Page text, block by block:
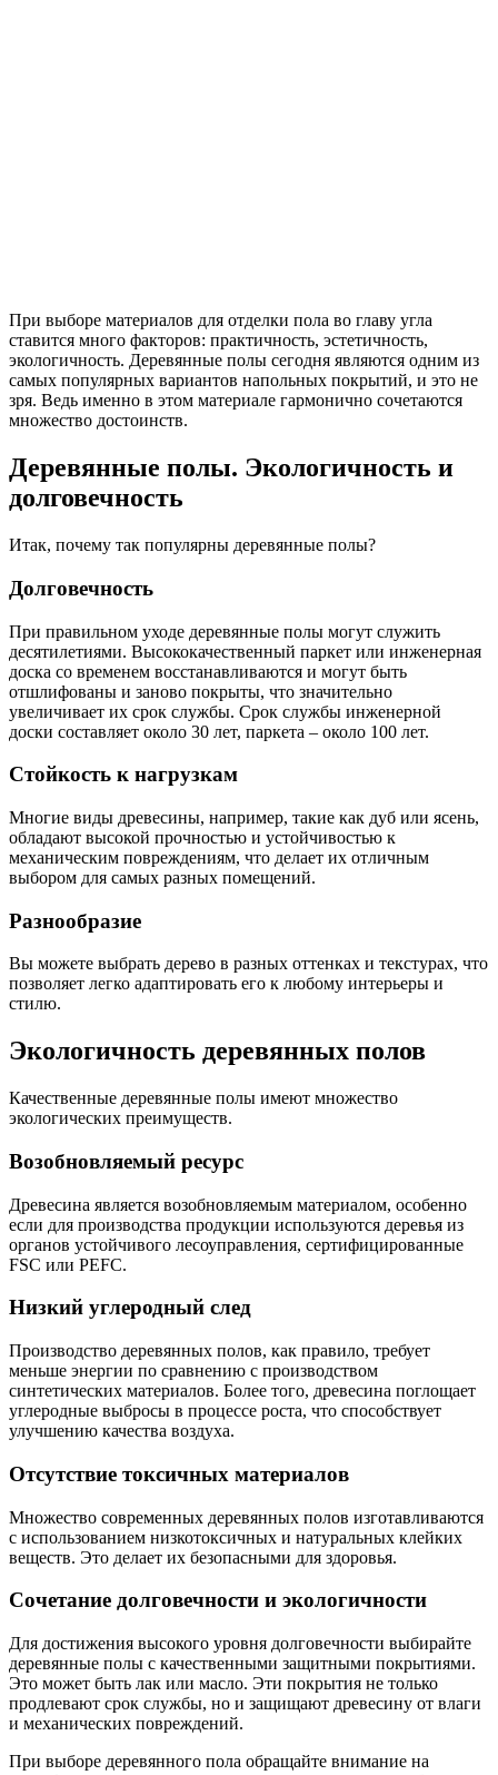
При выборе материалов для отделки пола во главу угла
ставится много факторов: практичность, эстетичность,
экологичность. Деревянные полы сегодня являются одним из
самых популярных вариантов напольных покрытий, и это не
зря. Ведь именно в этом материале гармонично сочетаются
множество достоинств.
Деревянные полы. Экологичность и
долговечность
Итак, почему так популярны деревянные полы?
Долговечность
При правильном уходе деревянные полы могут служить
десятилетиями. Высококачественный паркет или инженерная
доска со временем восстанавливаются и могут быть
отшлифованы и заново покрыты, что значительно
увеличивает их срок службы. Срок службы инженерной
доски составляет около 30 лет, паркета – около 100 лет.
Стойкость к нагрузкам
Многие виды древесины, например, такие как дуб или ясень,
обладают высокой прочностью и устойчивостью к
механическим повреждениям, что делает их отличным
выбором для самых разных помещений.
Разнообразие
Вы можете выбрать дерево в разных оттенках и текстурах, что
позволяет легко адаптировать его к любому интерьеры и
стилю.
Экологичность деревянных полов
Качественные деревянные полы имеют множество
экологических преимуществ.
Возобновляемый ресурс
Древесина является возобновляемым материалом, особенно
если для производства продукции используются деревья из
органов устойчивого лесоуправления, сертифицированные
FSC или PEFC.
Низкий углеродный след
Производство деревянных полов, как правило, требует
меньше энергии по сравнению с производством
синтетических материалов. Более того, древесина поглощает
углеродные выбросы в процессе роста, что способствует
улучшению качества воздуха.
Отсутствие токсичных материалов
Множество современных деревянных полов изготавливаются
с использованием низкотоксичных и натуральных клейких
веществ. Это делает их безопасными для здоровья.
Сочетание долговечности и экологичности
Для достижения высокого уровня долговечности выбирайте
деревянные полы с качественными защитными покрытиями.
Это может быть лак или масло. Эти покрытия не только
продлевают срок службы, но и защищают древесину от влаги
и механических повреждений.
При выборе деревянного пола обращайте внимание на